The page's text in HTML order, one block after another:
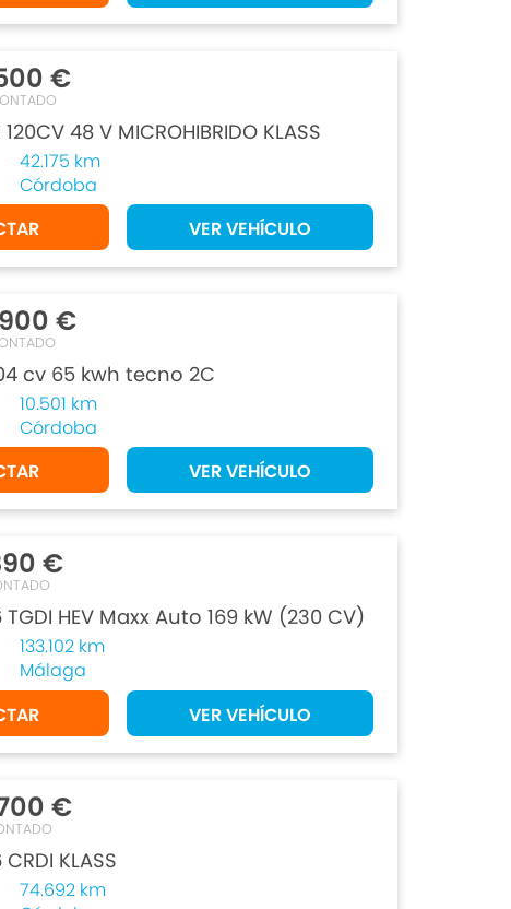
€
120CV 48 V MICROHIBRIDO KLASS
42.175 km
Córdoba
VER VEHÍCULO
€
cv 65 kwh tecno 2C
10.501 km
Córdoba
VER VEHÍCULO
€
TGDI HEV Maxx Auto 169 kW (230 CV)
133.102 km
Málaga
VER VEHÍCULO
€
CRDI KLASS
74.692 km